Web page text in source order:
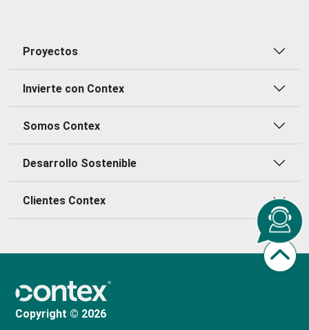
Proyectos
Invierte con Contex
Somos Contex
Desarrollo Sostenible
Clientes Contex
Copyright © 2026